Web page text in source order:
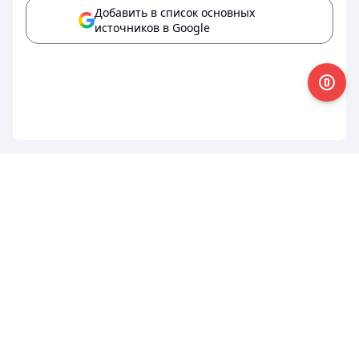
Добавить в список основных
источников в Google